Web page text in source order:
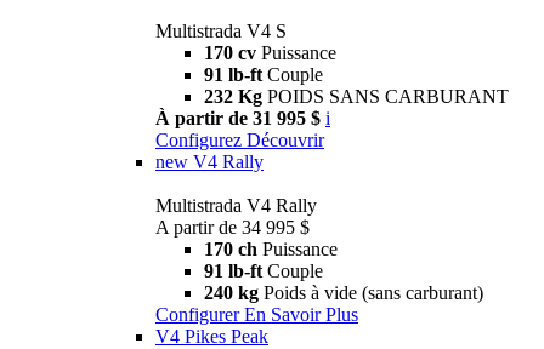
Multistrada V4 S
170 cv Puissance
91 lb-ft Couple
232 Kg POIDS SANS CARBURANT
À partir de 31 995 $ i
Configurez Découvrir
new V4 Rally
Multistrada V4 Rally
A partir de 34 995 $
170 ch Puissance
91 lb-ft Couple
240 kg Poids à vide (sans carburant)
Configurer En Savoir Plus
V4 Pikes Peak